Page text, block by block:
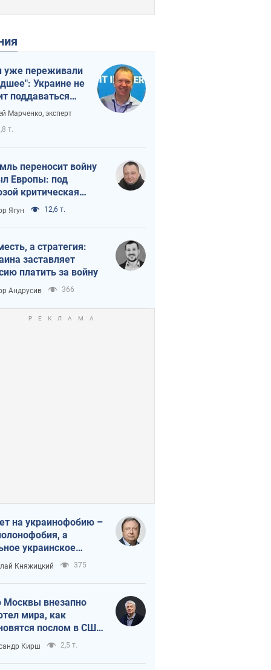
переживали
Украине не
поддаваться
из-за
Марченко, эксперт
т.
переносит войну
Европы: под
критическая
Ягун 12,6 т.
а стратегия:
заставляет
платить за войну
Андрусив 366
на украинофобию –
а
украинское
Княжицкий 375
Москвы внезапно
мира, как
послом в США
украинские топ-
Кирш 2,5 т.